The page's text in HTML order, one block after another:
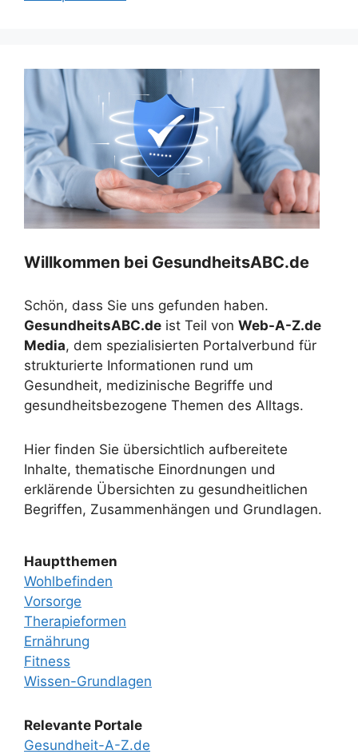
Willkommen bei GesundheitsABC.de
Schön, dass Sie uns gefunden haben.
GesundheitsABC.de ist Teil von Web-A-Z.de
Media, dem spezialisierten Portalverbund für
strukturierte Informationen rund um
Gesundheit, medizinische Begriffe und
gesundheitsbezogene Themen des Alltags.
Hier finden Sie übersichtlich aufbereitete
Inhalte, thematische Einordnungen und
erklärende Übersichten zu gesundheitlichen
Begriffen, Zusammenhängen und Grundlagen.
Hauptthemen
Wohlbefinden
Vorsorge
Therapieformen
Ernährung
Fitness
Wissen-Grundlagen
Relevante Portale
Gesundheit-A-Z.de